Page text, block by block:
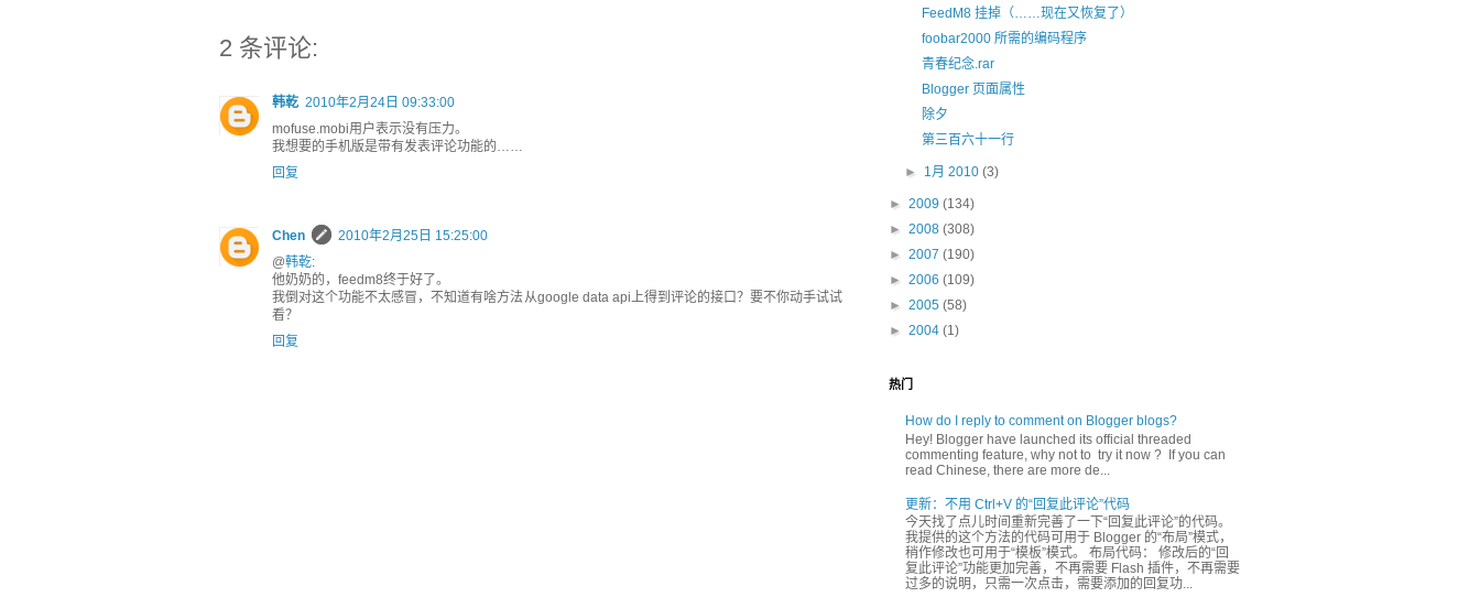
2 条评论:
韩乾 2010年2月24日 09:33:00
mofuse.mobi用户表示没有压力。
我想要的手机版是带有发表评论功能的……
回复
Chen
2010年2月25日 15:25:00
@韩乾:
他奶奶的，feedm8终于好了。
我倒对这个功能不太感冒，不知道有啥方法从google data api上得到评论的接口？要不你动手试试
看？
回复
FeedM8 挂掉（……现在又恢复了）
foobar2000 所需的编码程序
青春纪念.rar
Blogger 页面属性
除夕
第三百六十一行
► 1月 2010(3)
► 2009 (134)
► 2008 (308)
► 2007 (190)
► 2006 (109)
► 2005 (58)
► 2004 (1)
热门
How do I reply to comment on Blogger blogs?
Hey! Blogger have launched its official threaded
commenting feature, why not to try it now ? If you can
read Chinese, there are more de...
更新：不用 Ctrl+V 的“回复此评论”代码
今天找了点儿时间重新完善了一下“回复此评论”的代码。
我提供的这个方法的代码可用于 Blogger 的“布局”模式，
稍作修改也可用于“模板”模式。 布局代码： 修改后的“回
复此评论”功能更加完善，不再需要 Flash 插件，不再需要
过多的说明，只需一次点击，需要添加的回复功...